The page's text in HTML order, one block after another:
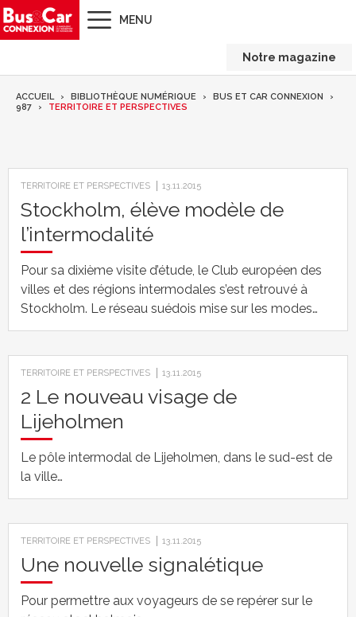
MENU
Notre magazine
ACCUEIL BIBLIOTHÈQUE NUMÉRIQUE
BUS ET CAR CONNEXION
987
TERRITOIRE ET PERSPECTIVES
TERRITOIRE ET PERSPECTIVES 13.11.2015
Stockholm, élève modèle de
l’intermodalité
Pour sa dixième visite d’étude, le Club européen des
villes et des régions intermodales s’est retrouvé à
Stockholm. Le réseau suédois mise sur les modes…
TERRITOIRE ET PERSPECTIVES 13.11.2015
2 Le nouveau visage de
Lijeholmen
Le pôle intermodal de Lijeholmen, dans le sud-est de
la ville…
TERRITOIRE ET PERSPECTIVES 13.11.2015
Une nouvelle signalétique
Pour permettre aux voyageurs de se repérer sur le